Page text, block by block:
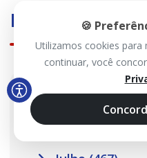
Histórico
2026
🍪
Utilizamos cookies para
continuar, você